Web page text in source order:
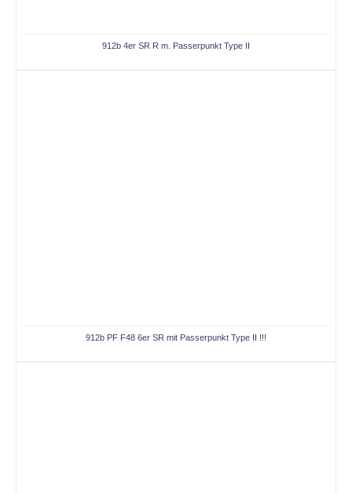
912b 4er SR R m. Passerpunkt Type II
912b PF F48 6er SR mit Passerpunkt Type II !!!